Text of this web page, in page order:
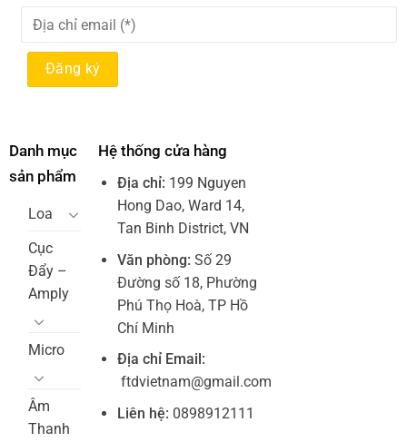
Danh mục
sản phẩm
Loa
Cục
Đẩy –
Amply
Micro
Âm
Thanh
Hệ thống cửa hàng
Địa chỉ: 199 Nguyen
Hong Dao, Ward 14,
Tan Binh District, VN
Văn phòng: Số 29
Đường số 18, Phường
Phú Thọ Hoà, TP Hồ
Chí Minh
Địa chỉ Email:
ftdvietnam@gmail.com
Liên hệ: 0898912111